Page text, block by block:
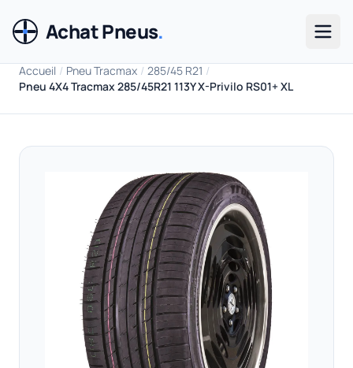
Achat Pneus.
Accueil / Pneu Tracmax / 285/45 R21 /
Pneu 4X4 Tracmax 285/45R21 113Y X-Privilo RS01+ XL